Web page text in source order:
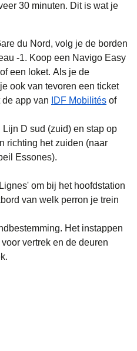
30 minuten. Dit is wat je
du Nord, volg je de borden
-1. Koop een Navigo Easy
een loket. Als je de
ook van tevoren een ticket
de app van
IDF Mobilités( opent
of
D sud (zuid) en stap op
richting het zuiden (naar
Essones).
om bij het hoofdstation
van welk perron je trein
Het instappen
vertrek en de deuren